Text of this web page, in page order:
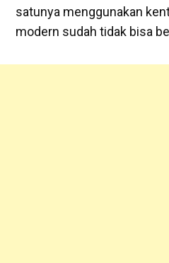
satunya menggunakan
modern sudah tidak bisa